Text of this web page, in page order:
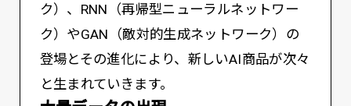
ク）、RNN（再帰型ニューラルネットワー
ク）やGAN（敵対的生成ネットワーク）の
登場とその進化により、新しいAI商品が次々
と生まれていきます。